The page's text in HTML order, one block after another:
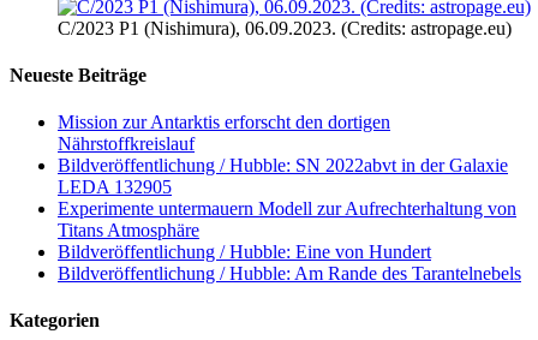
C/2023 P1 (Nishimura), 06.09.2023. (Credits: astropage.eu)
Neueste Beiträge
Mission zur Antarktis erforscht den dortigen
Nährstoffkreislauf
Bildveröffentlichung / Hubble: SN 2022abvt in der Galaxie
LEDA 132905
Experimente untermauern Modell zur Aufrechterhaltung von
Titans Atmosphäre
Bildveröffentlichung / Hubble: Eine von Hundert
Bildveröffentlichung / Hubble: Am Rande des Tarantelnebels
Kategorien